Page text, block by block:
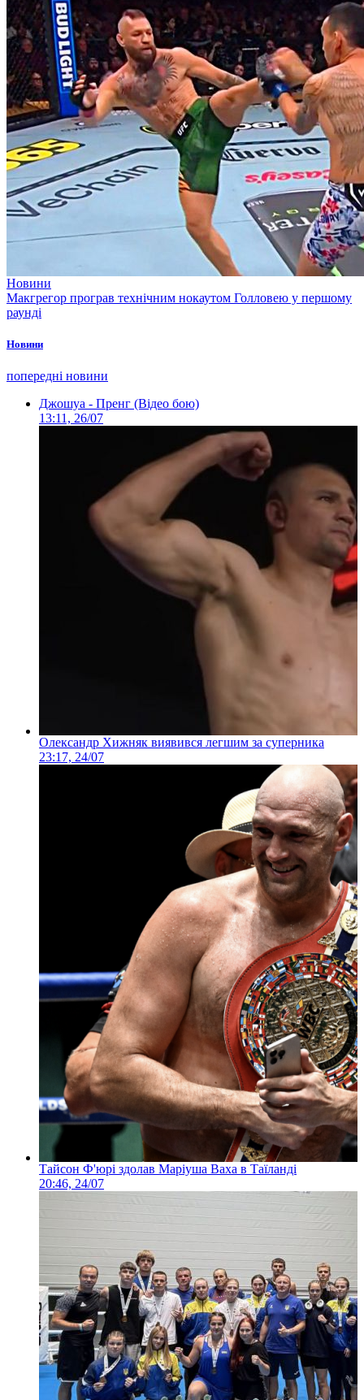
Новини
Макгрегор програв технічним нокаутом Голловею у першому
раунді
Новини
попередні новини
Джошуа - Пренг (Відео бою)
13:11, 26/07
Олександр Хижняк виявився легшим за суперника
23:17, 24/07
Тайсон Ф'юрі здолав Маріуша Ваха в Таїланді
20:46, 24/07